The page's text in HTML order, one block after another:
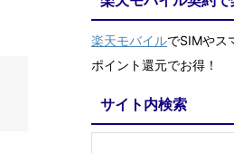
楽天モバイルでSIMやス
ポイント還元でお得！
サイト内検索